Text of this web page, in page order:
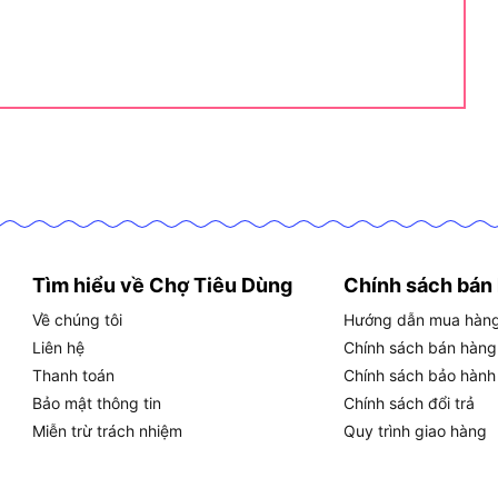
làm việc thường xuyên, phù hợp rửa xe máy và ô tô
hoàn toàn với điện lưới gia dụng tại Việt Nam
để di chuyển quanh xe ô tô mà không cần di chuyển máy
phổ biến, đủ để kết nối với ổ điện gần xe
cần nước máy, có thể hút từ thùng/bể chứa
khi máy quá nóng, bảo vệ motor
khi áp suất vượt ngưỡng an toàn
dễ cất giữ trong nhà xe
Tìm hiểu về Chợ Tiêu Dùng
Về chúng tôi
Liên hệ
Thanh toán
Bảo mật thông tin
Miễn trừ trách nhiệm
Chính sách bán
Hướng dẫn mua
Chính sách bán hàng
Chính sách bảo hành
Chính sách đổi trả
Quy trình giao hàng